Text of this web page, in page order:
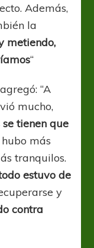
Además,
la
metiendo,
“
“A
mucho,
se tienen que
más
tranquilos.
estuvo de
y
contra